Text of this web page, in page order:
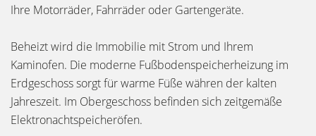
Ihre Motorräder, Fahrräder oder Gartengeräte.
Beheizt wird die Immobilie mit Strom und Ihrem
Kaminofen. Die moderne Fußbodenspeicherheizung im
Erdgeschoss sorgt für warme Füße währen der kalten
Jahreszeit. Im Obergeschoss befinden sich zeitgemäße
Elektronachtspeicheröfen.